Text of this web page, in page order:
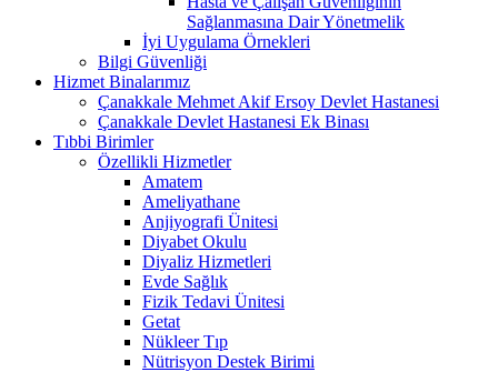
Sağlanmasına Dair Yönetmelik
İyi Uygulama Örnekleri
Bilgi Güvenliği
Hizmet Binalarımız
Çanakkale Mehmet Akif Ersoy Devlet Hastanesi
Çanakkale Devlet Hastanesi Ek Binası
Tıbbi Birimler
Özellikli Hizmetler
Amatem
Ameliyathane
Anjiyografi Ünitesi
Diyabet Okulu
Diyaliz Hizmetleri
Evde Sağlık
Fizik Tedavi Ünitesi
Getat
Nükleer Tıp
Nütrisyon Destek Birimi